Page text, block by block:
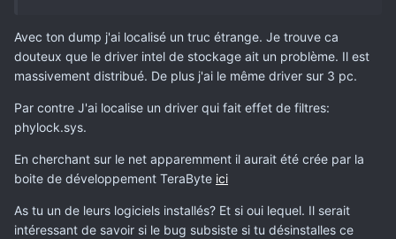
Avec ton dump j'ai localisé un truc étrange. Je trouve ca
douteux que le driver intel de stockage ait un problème. Il est
massivement distribué. De plus j'ai le même driver sur 3 pc.
Par contre J'ai localise un driver qui fait effet de filtres:
phylock.sys.
En cherchant sur le net apparemment il aurait été crée par la
boite de développement TeraByte ici
As tu un de leurs logiciels installés? Et si oui lequel. Il serait
intéressant de savoir si le bug subsiste si tu désinstalles ce